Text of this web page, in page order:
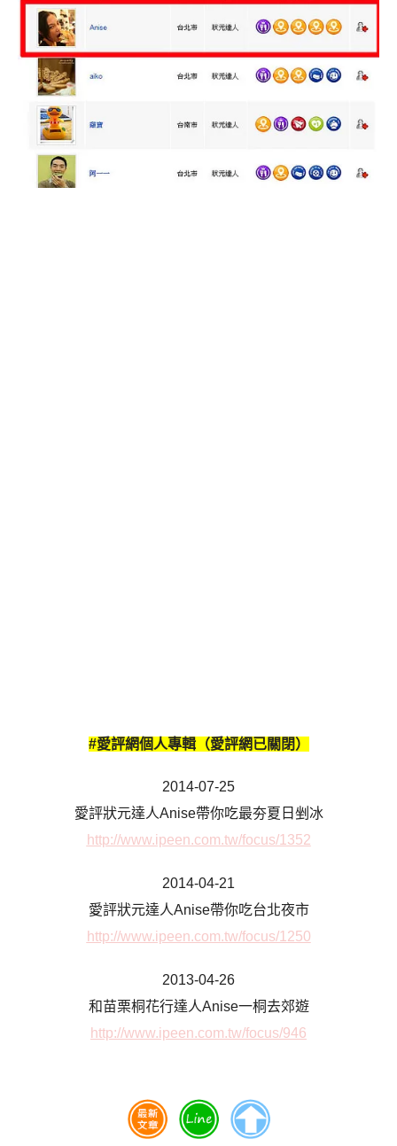
#愛評網個人專輯（愛評網已關閉）
2014-07-25
愛評狀元達人Anise帶你吃最夯夏日剉冰
http://www.ipeen.com.tw/focus/1352
2014-04-21
愛評狀元達人Anise帶你吃台北夜市
http://www.ipeen.com.tw/focus/1250
2013-04-26
和苗栗桐花行達人Anise一桐去郊遊
http://www.ipeen.com.tw/focus/946